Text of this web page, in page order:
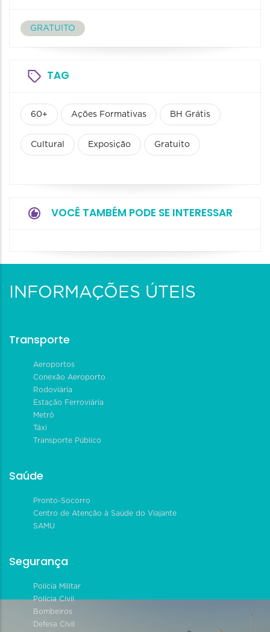
GRATUITO
TAG
60+ Ações Formativas BH Grátis
Cultural Exposição Gratuito
VOCÊ TAMBÉM PODE SE INTERESSAR
INFORMAÇÕES ÚTEIS
Transporte
Aeroportos
Conexão Aeroporto
Rodoviária
Estação Ferroviária
Metrô
Táxi
Transporte Público
Saúde
Pronto-Socorro
Centro de Atenção à Saúde do Viajante
SAMU
Segurança
Polícia Militar
Polícia Civil
Bombeiros
Defesa Civil